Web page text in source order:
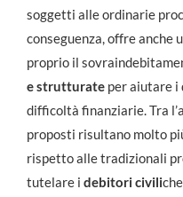
soggetti alle ordinarie
conseguenza, offre anche
proprio il
e strutturate per aiutare i
difficoltà finanziarie. Tra
proposti risultano molto
rispetto alle tradizionali
tutelare i debitori civili